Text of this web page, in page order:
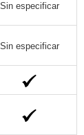
Sin especificar
Sin especificar